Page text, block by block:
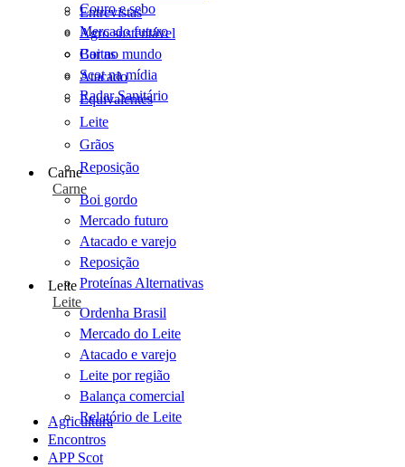
Entrevistas
Agro sustentável
Cartas
Scot na mídia
Radar Sanitário
Couro e sebo
Mercado futuro
Boi no mundo
Atacado
Equivalentes
Leite
Grãos
Reposição
Carne
Carne
Boi gordo
Mercado futuro
Atacado e varejo
Reposição
Proteínas Alternativas
Leite
Leite
Ordenha Brasil
Mercado do Leite
Atacado e varejo
Leite por região
Balança comercial
Relatório de Leite
Agricultura
Encontros
APP Scot